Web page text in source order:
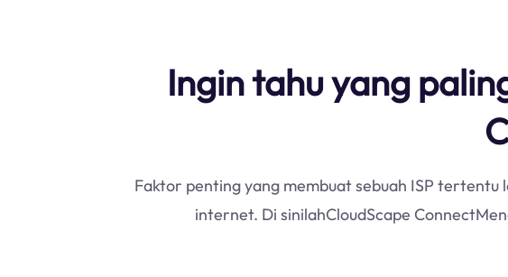
Ingin tahu yang
Faktor penting yang membuat sebuah ISP tertentu
internet. Di sinilahCloudScape